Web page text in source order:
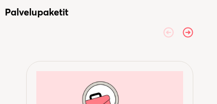
Palvelupaketit